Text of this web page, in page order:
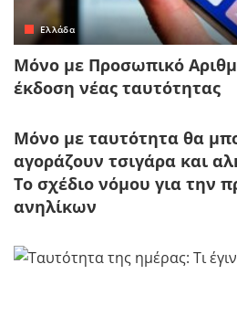
Ελλάδα
Μόνο με Προσωπικό
έκδοση νέας ταυτότητας
Μόνο με ταυτότητα θα
αγοράζουν τσιγάρα και
Το σχέδιο νόμου για την
ανηλίκων